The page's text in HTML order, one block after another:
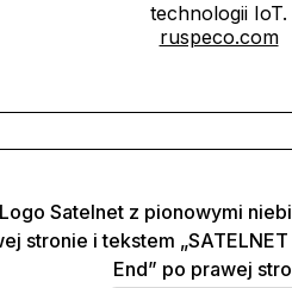
technologii IoT.
ruspeco.com